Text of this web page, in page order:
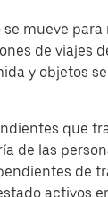
mueve
de
y objetos
que
de las
de
activos